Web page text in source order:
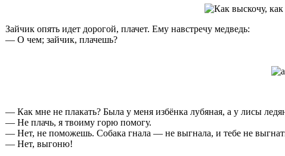
Зайчик опять идет дорогой, плачет. Ему навстречу медведь:
— О чем; зайчик, плачешь?
— Как мне не плакать? Была у меня избёнка лубяная, а у лисы
— Не плачь, я твоиму горю помогу.
— Нет, не поможешь. Собака гнала — не выгнала, и тебе не
— Нет, выгоню!